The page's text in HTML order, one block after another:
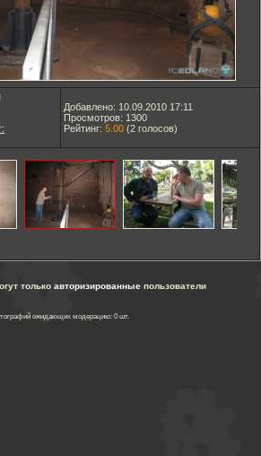
Добавлено: 10.09.2010 17:11
Просмотров: 1300
Рейтинг: 5.00 (2 голосов)
только авторизированныепользователи
ожидающих модерацию: 0 шт.